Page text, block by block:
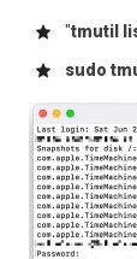
"tmutil
sudo